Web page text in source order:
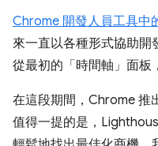
Chrome 開發人員工具中
來一直以各種形式協助開
從最初的「時間軸」 面板
在這段期間，Chrome 推
值得一提的是，